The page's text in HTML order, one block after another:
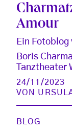
Amour
Ein Fotoblog
Boris
24/11/2023
VON
BLOG